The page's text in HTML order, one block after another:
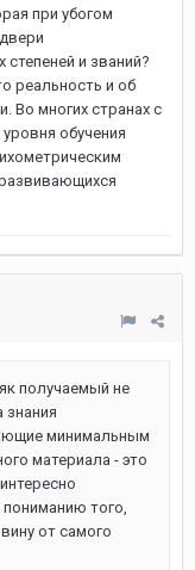
при убогом
и званий?
реальность и об
Во многих странах с
обучения
получаемый не
знания
минимальным
материала - это
того,
от самого